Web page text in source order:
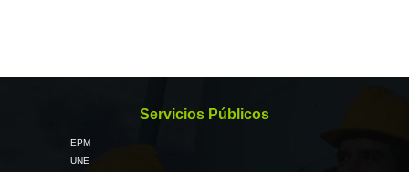
Servicios Públicos
EPM
UNE